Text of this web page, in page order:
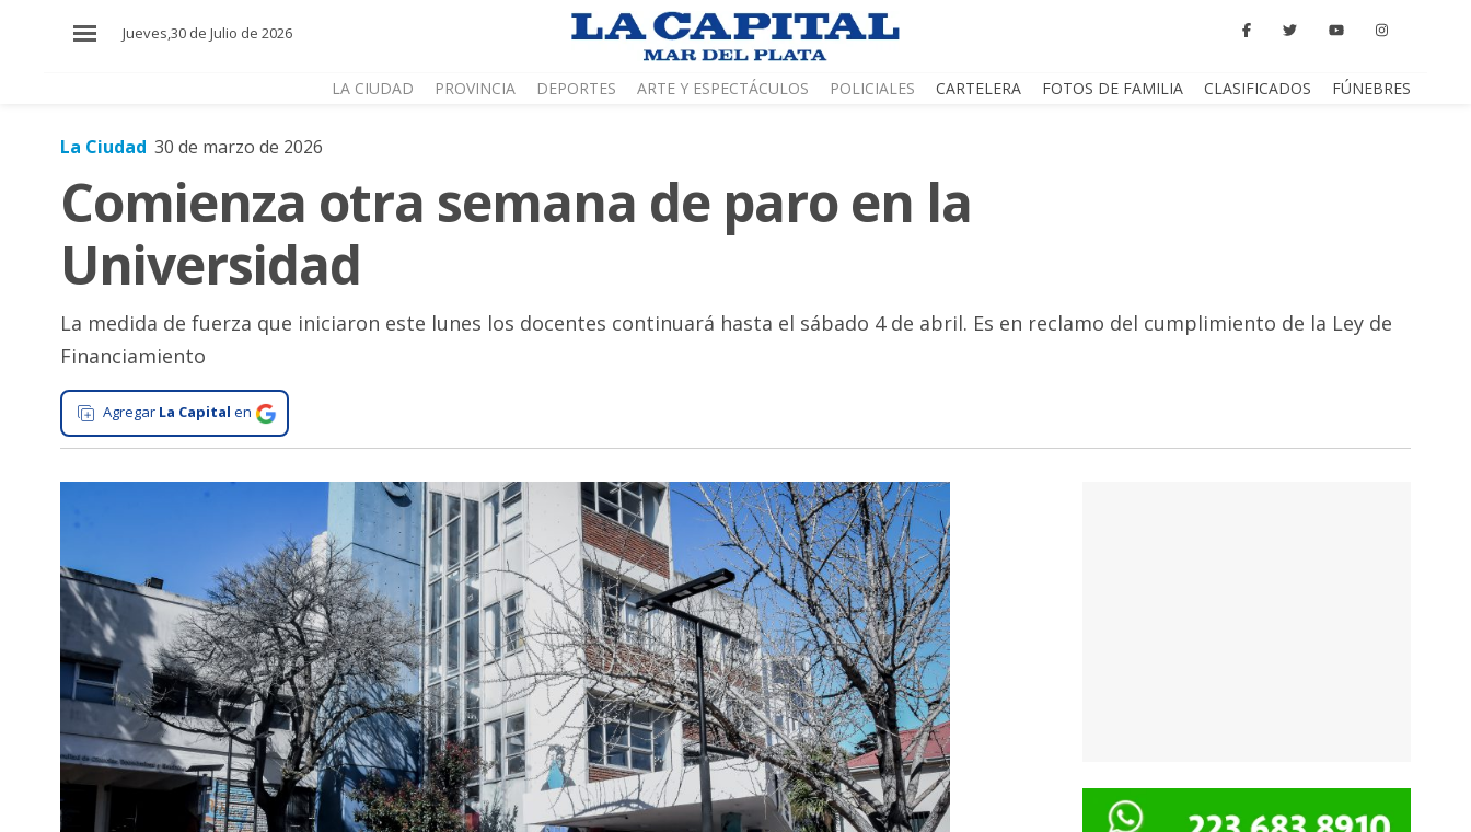
Jueves,30 de Julio de 2026
LA CIUDAD PROVINCIA DEPORTES ARTE Y ESPECTÁCULOS POLICIALES CARTELERA FOTOS DE FAMILIA CLASIFICADOS FÚNEBRES
Mundo
Zona
Cultura
Tecnología
Gastronomía
Salud
Ciudad
Deportes
Arte
Espectáculos
Policiales
Cartelera
La Ciudad 30 de marzo de 2026
Comienza otra semana de paro en la
Universidad
La medida de fuerza que iniciaron este lunes los docentes continuará hasta el sábado 4 de abril. Es en reclamo del cumplimiento de la Ley de
Financiamiento
Agregar La Capital en